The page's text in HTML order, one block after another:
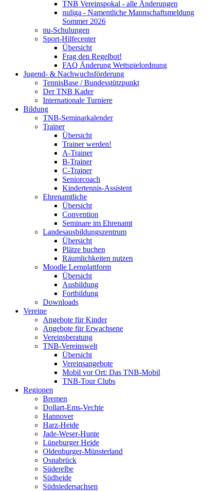
TNB Vereinspokal - alle Änderungen
nuliga - Namentliche Mannschaftsmeldung
Sommer 2026
nu-Schulungen
Sport-Hilfecenter
Übersicht
Frag den Regelbot!
FAQ Änderung Wettspielordnung
Jugend- & Nachwuchsförderung
TennisBase / Bundesstützpunkt
Der TNB Kader
Internationale Turniere
Bildung
TNB-Seminarkalender
Trainer
Übersicht
Trainer werden!
A-Trainer
B-Trainer
C-Trainer
Seniorcoach
Kindertennis-Assistent
Ehrenamtliche
Übersicht
Convention
Seminare im Ehrenamt
Landesausbildungszentrum
Übersicht
Plätze buchen
Räumlichkeiten nutzen
Moodle Lernplattform
Übersicht
Ausbildung
Fortbildung
Downloads
Vereine
Angebote für Kinder
Angebote für Erwachsene
Vereinsberatung
TNB-Vereinswelt
Übersicht
Vereinsangebote
Mobil vor Ort: Das TNB-Mobil
TNB-Tour Clubs
Regionen
Bremen
Dollart-Ems-Vechte
Hannover
Harz-Heide
Jade-Weser-Hunte
Lüneburger Heide
Oldenburger-Münsterland
Osnabrück
Süderelbe
Südheide
Südniedersachsen